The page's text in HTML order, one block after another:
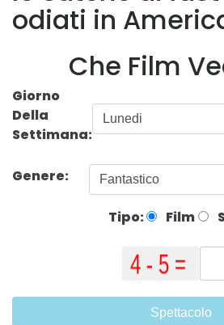
odiati in
Che Film
Giorno
Della
Settimana:
Genere:
Tipo: Film
Spettacolo